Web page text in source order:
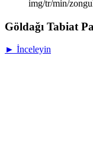
img/tr/min/
Göldağı Tabiat
► İnceleyin